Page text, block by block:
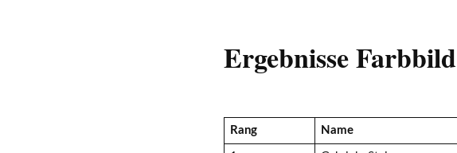
Ergebnisse Farbbild
Rang Name